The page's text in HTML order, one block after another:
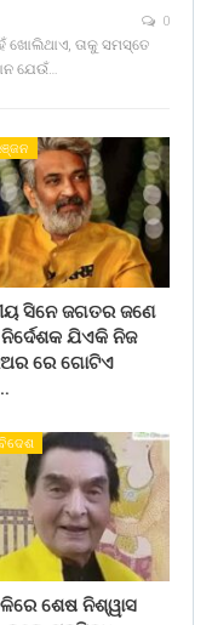
0
ଖୋଲିଥାଏ, ତାକୁ ସମସ୍ତେ
ଯେଉଁ…
ସିନେ ଜଗତର ଜଣେ
ଯିଏକି ନିଜ
ରେ ଗୋଟିଏ
ଶେଷ ନିଶ୍ୱାସ